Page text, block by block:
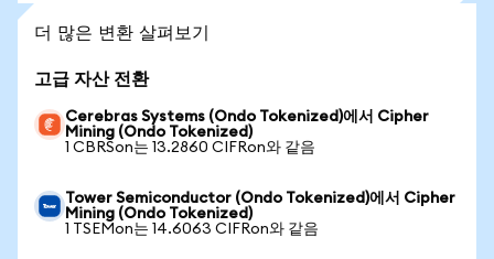
더 많은 변환 살펴보기
고급 자산 전환
Cerebras Systems (Ondo Tokenized)에서 Cipher
Mining (Ondo Tokenized)
1 CBRSon는 13.2860 CIFRon와 같음
Tower Semiconductor (Ondo Tokenized)에서 Cipher
Mining (Ondo Tokenized)
1 TSEMon는 14.6063 CIFRon와 같음